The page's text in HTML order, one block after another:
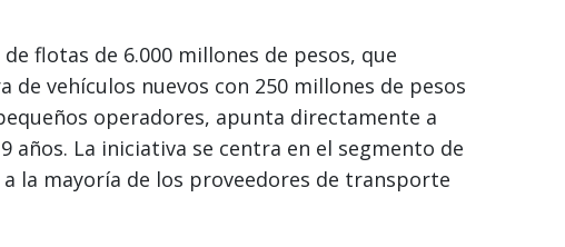
flotas de 6.000 millones de pesos, que
vehículos nuevos con 250 millones de pesos
operadores, apunta directamente a
años. La iniciativa se centra en el segmento de
la mayoría de los proveedores de transporte